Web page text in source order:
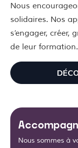
Nous
solidaires. Nos
s’engager,
de leur formation.
Nous sommes à